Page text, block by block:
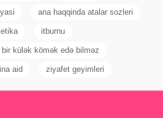
ana haqqinda atalar sozleri
itburnu
külək kömək edə bilməz
aid ziyafet geyimleri